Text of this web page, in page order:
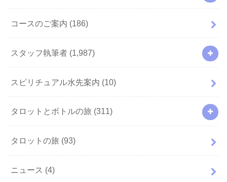
コースのご案内 (186)
スタッフ執筆者 (1,987)
スピリチュアル水先案内 (10)
タロットとボトルの旅 (311)
タロットの旅 (93)
ニュース (4)